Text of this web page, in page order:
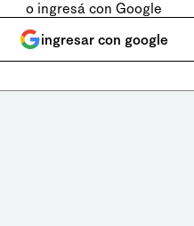
o ingresá con Google
ingresar con google